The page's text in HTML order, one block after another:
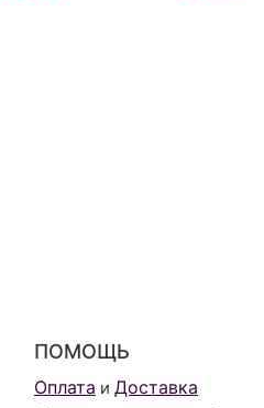
ПОМОЩЬ
Оплата и Доставка